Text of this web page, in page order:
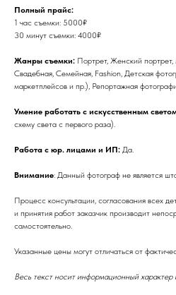
Полный прайс:
1 час съемки: 5000₽
30 минут съемки: 4000₽
Жанры съемки: Портрет, Женский
Свадебная, Семейная, Fashion, Детская
маркетплейсов и пр.), Репортажная
Умение работать с искусственным
схему света с первого раза).
Работа с юр. лицами и ИП: Да.
Внимание: Данный фотограф не является
Процесс консультации, согласования всех
и принятия работ заказчик производит
самостоятельно.
Указанные цены могут отличаться от
Весь текст носит информационный характер